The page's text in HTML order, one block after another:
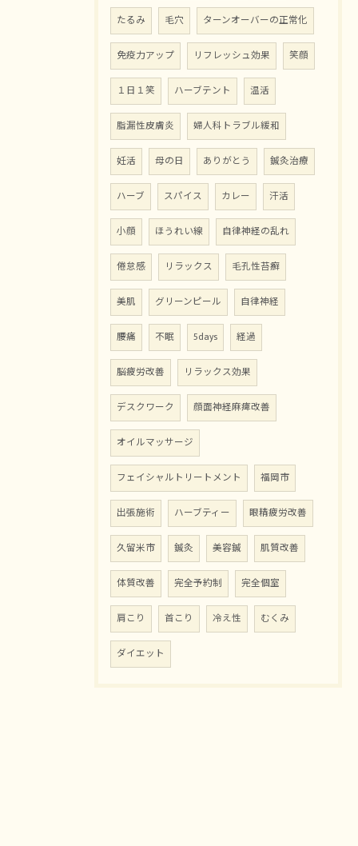
たるみ 毛穴 ターンオーバーの正常化
免疫力アップ リフレッシュ効果 笑顔
１日１笑 ハーブテント 温活
脂漏性皮膚炎 婦人科トラブル緩和
妊活 母の日 ありがとう 鍼灸治療
ハーブ スパイス カレー 汗活
小顔 ほうれい線 自律神経の乱れ
倦怠感 リラックス 毛孔性苔癬
美肌 グリーンピール 自律神経
腰痛 不眠 5days 経過
脳疲労改善 リラックス効果
デスクワーク 顔面神経麻痺改善
オイルマッサージ
フェイシャルトリートメント 福岡市
出張施術 ハーブティー 眼精疲労改善
久留米市 鍼灸 美容鍼 肌質改善
体質改善 完全予約制 完全個室
肩こり 首こり 冷え性 むくみ
ダイエット
お問い合わせはこちら